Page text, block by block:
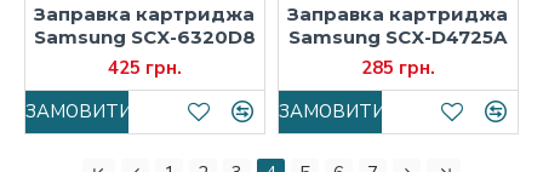
Заправка картриджа
Samsung SCX-6320D8
425 грн.
ЗАМОВИТИ
Заправка картриджа
Samsung SCX-D4725A
285 грн.
ЗАМОВИТИ